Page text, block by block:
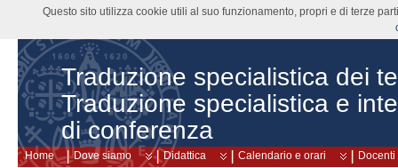
Traduzione specialistica dei
Traduzione specialistica e
di conferenza
Home Dove siamo Didattica Calendario e orari Docenti
Questo sito utilizza cookie utili al suo funzionamento, propri e di terze